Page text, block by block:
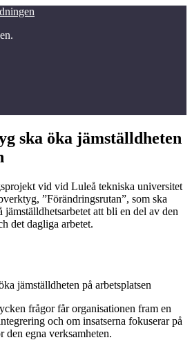
ska öka jämställdheten
vid vid Luleå tekniska universitet
”Förändringsrutan”, som ska
jämställdhetsarbetet att bli en del av den
det dagliga arbetet.
frågor får organisationen fram en
och om insatserna fokuserar på
egna verksamheten.